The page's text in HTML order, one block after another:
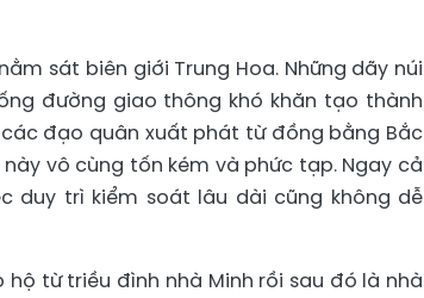
sát biên giới Trung Hoa. Những dãy núi
đường giao thông khó khăn tạo thành
đạo quân xuất phát từ đồng bằng Bắc
vô cùng tốn kém và phức tạp. Ngay cả
duy trì kiểm soát lâu dài cũng không dễ
từ triều đình nhà Minh rồi sau đó là nhà